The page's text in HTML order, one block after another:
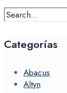
Search
for:
Categorías
Abacus
Altyn